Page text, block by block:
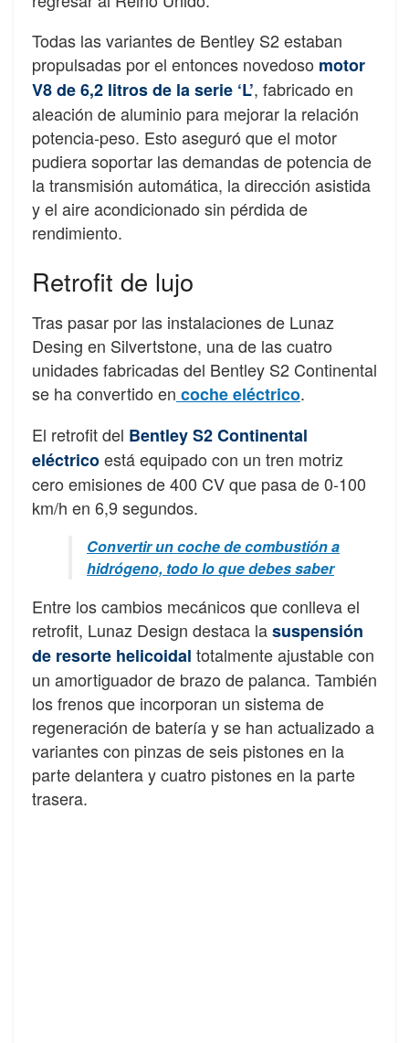
Todas las variantes de Bentley S2 estaban
propulsadas por el entonces novedoso motor
V8 de 6,2 litros de la serie ‘L’, fabricado en
aleación de aluminio para mejorar la relación
potencia-peso. Esto aseguró que el motor
pudiera soportar las demandas de potencia de
la transmisión automática, la dirección asistida
y el aire acondicionado sin pérdida de
rendimiento.
Retrofit de lujo
Tras pasar por las instalaciones de Lunaz
Desing en Silvertstone, una de las cuatro
unidades fabricadas del Bentley S2 Continental
se ha convertido en coche eléctrico.
El retrofit del Bentley S2 Continental
eléctricoestá equipado con un tren motriz
cero emisiones de 400 CV que pasa de 0-100
km/h en 6,9 segundos.
Convertir un coche de combustión a
hidrógeno, todo lo que debes saber
Entre los cambios mecánicos que conlleva el
retrofit, Lunaz Design destaca lasuspensión
de resorte helicoidal totalmente ajustable con
un amortiguador de brazo de palanca. También
los frenos que incorporan un sistema de
regeneración de batería y se han actualizado a
variantes con pinzas de seis pistones en la
parte delantera y cuatro pistones en la parte
trasera.